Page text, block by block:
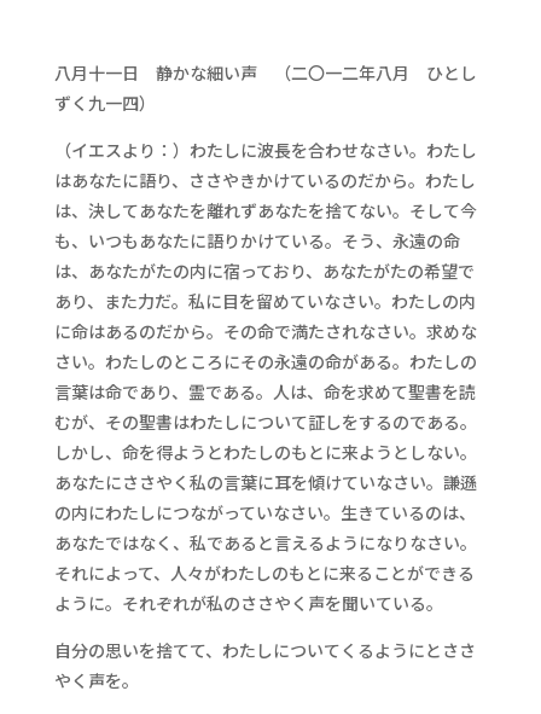
八月十一日 静かな細い声 （二〇一二年八月 ひとし
ずく九一四）
（イエスより：）わたしに波長を合わせなさい。わたし
はあなたに語り、ささやきかけているのだから。わたし
は、決してあなたを離れずあなたを捨てない。そして今
も、いつもあなたに語りかけている。そう、永遠の命
は、あなたがたの内に宿っており、あなたがたの希望で
あり、また力だ。私に目を留めていなさい。わたしの内
に命はあるのだから。その命で満たされなさい。求めな
さい。わたしのところにその永遠の命がある。わたしの
言葉は命であり、霊である。人は、命を求めて聖書を読
むが、その聖書はわたしについて証しをするのである。
しかし、命を得ようとわたしのもとに来ようとしない。
あなたにささやく私の言葉に耳を傾けていなさい。謙遜
の内にわたしにつながっていなさい。生きているのは、
あなたではなく、私であると言えるようになりなさい。
それによって、人々がわたしのもとに来ることができる
ように。それぞれが私のささやく声を聞いている。
自分の思いを捨てて、わたしについてくるようにとささ
やく声を。